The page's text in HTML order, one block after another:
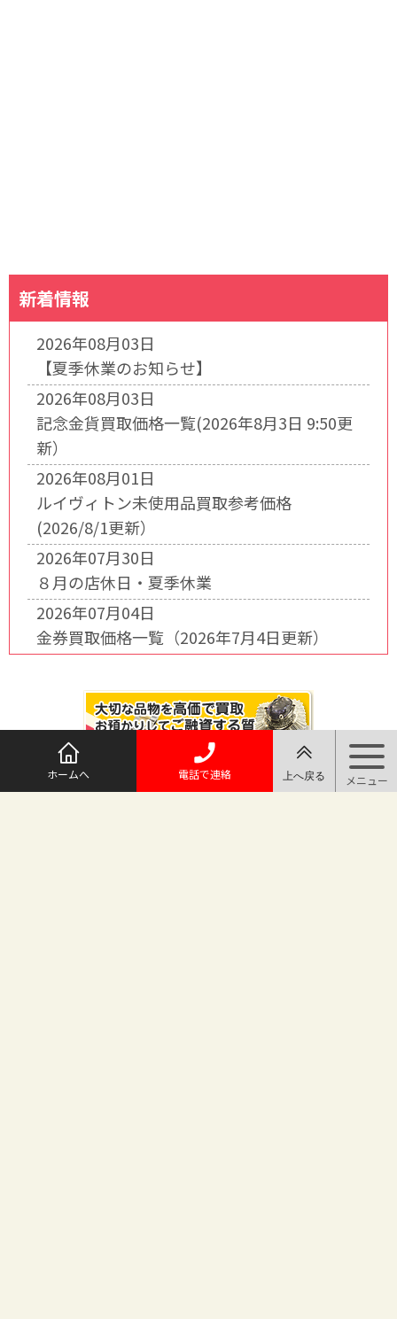
新着情報
2026年08月03日
【夏季休業のお知らせ】
2026年08月03日
記念金貨買取価格一覧(2026年8月3日 9:50更
新）
2026年08月01日
ルイヴィトン未使用品買取参考価格
(2026/8/1更新）
2026年07月30日
８月の店休日・夏季休業
2026年07月04日
金券買取価格一覧（2026年7月4日更新）
ホームへ 電話で連絡